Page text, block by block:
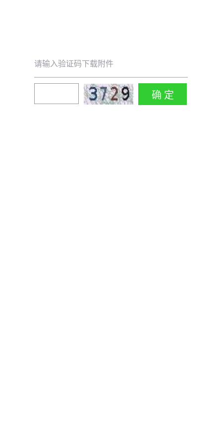
请输入验证码下载附件